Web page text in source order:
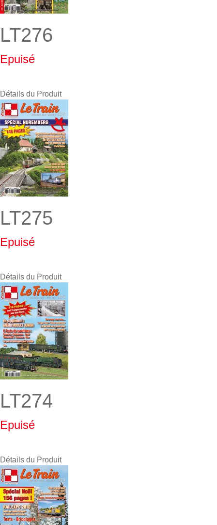
LT276
Epuisé
Détails du Produit
LT275
Epuisé
Détails du Produit
LT274
Epuisé
Détails du Produit